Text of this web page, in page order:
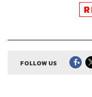
พงศ์ ผู้อำนวยการองค์
และความท้าทายของโ
ของโลก?
FOLLOW US